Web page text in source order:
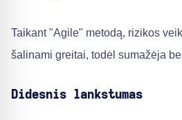
Taikant "Agile" metodą, rizikos
šalinami greitai, todėl sumažėja
Didesnis lankstumas